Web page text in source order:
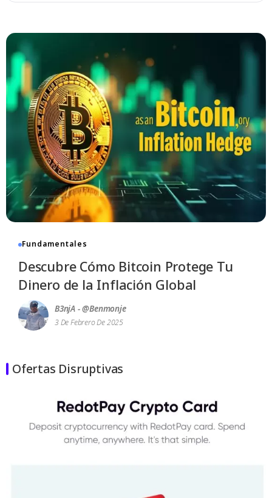
Fundamentales
Descubre Cómo Bitcoin Protege Tu
Dinero de la Inflación Global
B3njA - @benmonje
3 De Febrero De 2025
Ofertas Disruptivas